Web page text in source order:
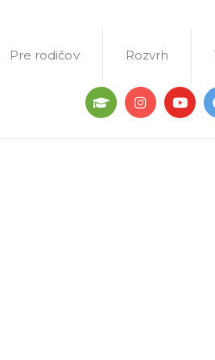
Pre rodičov Rozvrh